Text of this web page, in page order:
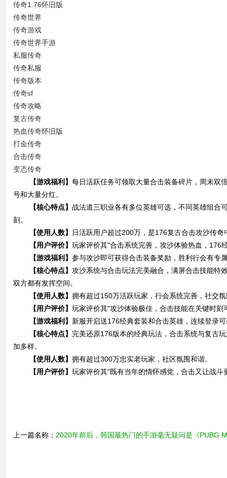
传奇1.76怀旧版
传奇世界
传奇游戏
传奇世界手游
私服传奇
传奇私服
传奇版本
传奇sf
传奇攻略
复古传奇
热血传奇怀旧版
打金传奇
合击传奇
变态传奇
【游戏福利】 每日活跃任务可领取大量合击装备碎片，周末双
号和大量分红。
【核心特点】 战法道三职业各有多位英雄可选，不同英雄组合
刻。
【使用人数】
日活跃用户超过200万，是176复古合击攻沙传奇
【用户评价】 玩家评价其"合击系统完善，攻沙体验热血，176
【游戏福利】 参与攻沙即可获得合击装备奖励，胜利行会有专
【核心特点】 攻沙系统与合击玩法完美融合，满屏合击技能特
双方都有发挥空间。
【使用人数】 拥有超过150万活跃玩家，行会系统完善，社交
【用户评价】 玩家评价其"攻沙体验极佳，合击技能在关键时
【游戏福利】 新服开启送176经典套装和合击英雄，连续登录
【核心特点】 完美还原176版本的经典玩法，合击系统与复古
加多样。
【使用人数】 拥有超过300万忠实老玩家，社区氛围和谐。
【用户评价】 玩家评价其"既有当年的情怀感觉，合击又让战
上一篇名称： 2020年前后，韩国最热门的手游毫无疑问是《PUBG